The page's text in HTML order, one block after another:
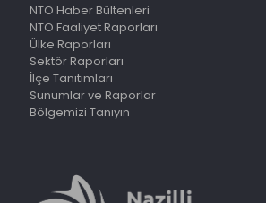
NTO Haber Bültenleri
NTO Faaliyet Raporları
Ülke Raporları
Sektör Raporları
İlçe Tanıtımları
Sunumlar ve Raporlar
Bölgemizi Tanıyın